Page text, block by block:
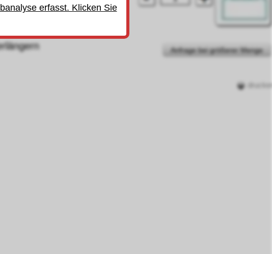
Anfrage bei größerer Menge
erfasst. Klicken Sie